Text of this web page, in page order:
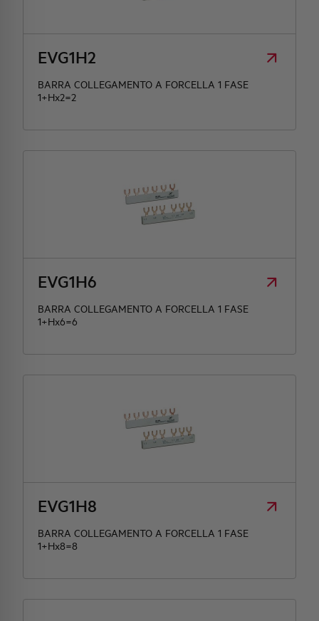
EVG1H2
BARRA COLLEGAMENTO A FORCELLA 1 FASE
1+Hx2=2
EVG1H6
BARRA COLLEGAMENTO A FORCELLA 1 FASE
1+Hx6=6
EVG1H8
BARRA COLLEGAMENTO A FORCELLA 1 FASE
1+Hx8=8
HQ & TEAM
ATTIVITÀ E MERCATI